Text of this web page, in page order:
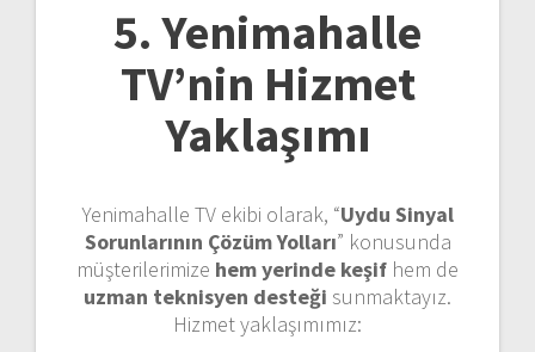
5. Yenimahalle
TV’nin Hizmet
Yaklaşımı
Yenimahalle TV ekibi olarak, “Uydu Sinyal
Sorunlarının Çözüm Yolları” konusunda
müşterilerimize hem yerinde keşif hem de
uzman teknisyen desteği sunmaktayız.
Hizmet yaklaşımımız: